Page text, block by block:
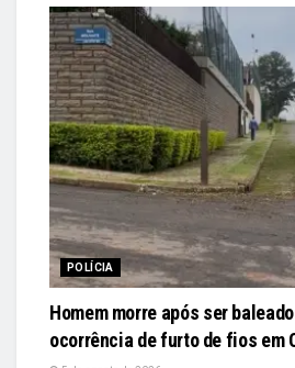
POLÍCIA
Homem morre após ser
ocorrência de furto de fios em